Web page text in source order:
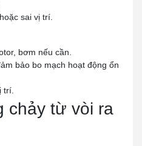
sai vị trí.
bơm nếu cần.
bảo bo mạch hoạt động ổn
trí.
chảy từ vòi ra